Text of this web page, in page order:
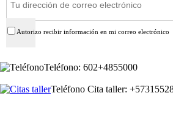
Autorizo recibir información en mi correo electrónico
Teléfono: 602+4855000
Teléfono Cita taller: